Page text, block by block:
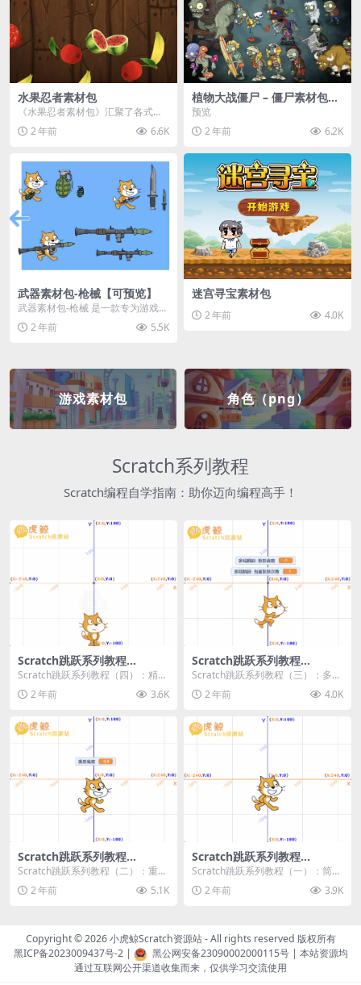
水果忍者素材包
《水果忍者素材包》汇聚了各式鲜
美诱人的水果图像与清脆悦耳的切
割音效，专为追求极致...
2 年前 6.6K
植物大战僵尸 – 僵尸素材包
【可预览】
预览
2 年前
6.2K
武器素材包-枪械【可预览】
武器素材包-枪械 是一款专为游戏开
发者和创作者设计的素材包，包含
多种高质量的枪械...
2 年前 5.5K
迷宫寻宝素材包
2 年前 4.0K
游戏素材包 角色（png）
Scratch系列教程
Scratch编程自学指南：助你迈向编程高手！
Scratch跳跃系列教程
（四）：精准着陆
Scratch跳跃系列教程（四）：精准
着陆 作者：小虎鲸Scratch资源站
... 2 年前 3.6K
Scratch跳跃系列教程
（三）：多段跳跃
Scratch跳跃系列教程（三）：多段
跳跃 作者：小虎鲸Scratch资源站
连...2 年前 4.0K
Scratch跳跃系列教程
（二）：重力跳跃
Scratch跳跃系列教程（二）：重力
跳跃 作者：小虎鲸Scratch资源站
按...2 年前 5.1K
Scratch跳跃系列教程
（一）：简单跳跃
Scratch跳跃系列教程（一）：简单
跳跃 作者：小虎鲸Scratch资源站
按...2 年前 3.9K
Copyright © 2026小虎鲸Scratch资源站- All rights reserved 版权所有
黑ICP备2023009437号-2| 黑公网安备23090002000115号| 本站资源均
通过互联网公开渠道收集而来，仅供学习交流使用